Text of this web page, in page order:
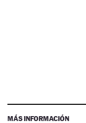
MÁS INFORMACIÓN